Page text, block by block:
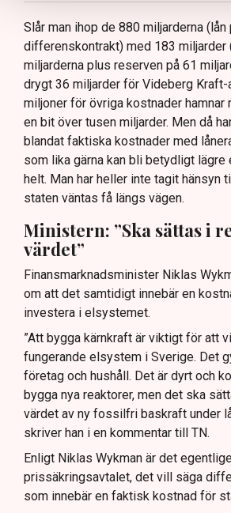
Slår man ihop de 880 miljarderna (lån
differenskontrakt) med 183 miljarder
miljarderna plus reserven på 61
drygt 36 miljarder för Videberg
miljoner för övriga kostnader hamnar
en bit över tusen miljarder. Men då
blandat faktiska kostnader med
som lika gärna kan bli betydligt lägre
helt. Man har heller inte tagit hänsyn
staten väntas få längs vägen.
Ministern: ”Ska sättas i
värdet”
Finansmarknadsminister Niklas
om att det samtidigt innebär en
investera i elsystemet.
”Att bygga kärnkraft är viktigt för att
fungerande elsystem i Sverige. Det
företag och hushåll. Det är dyrt och
bygga nya reaktorer, men det ska
värdet av ny fossilfri baskraft under
skriver han i en kommentar till TN.
Enligt Niklas Wykman är det
prissäkringsavtalet, det vill säga
som innebär en faktisk kostnad för